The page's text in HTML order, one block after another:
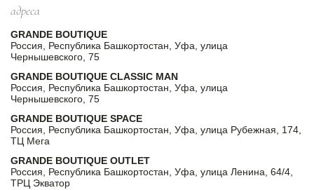
адреса
GRANDE BOUTIQUE
Россия, Республика Башкортостан, Уфа, улица
Чернышевского, 75
GRANDE BOUTIQUE CLASSIC MAN
Россия, Республика Башкортостан, Уфа, улица
Чернышевского, 75
GRANDE BOUTIQUE SPACE
Россия, Республика Башкортостан, Уфа, улица Рубежная, 174,
ТЦ Мега
GRANDE BOUTIQUE OUTLET
Россия, Республика Башкортостан, Уфа, улица Ленина, 64/4,
ТРЦ Экватор